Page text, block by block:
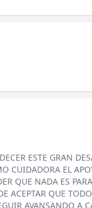
ESTE GRAN
CUIDADORA EL
QUE NADA ES
ACEPTAR QUE
AVANSANDO A